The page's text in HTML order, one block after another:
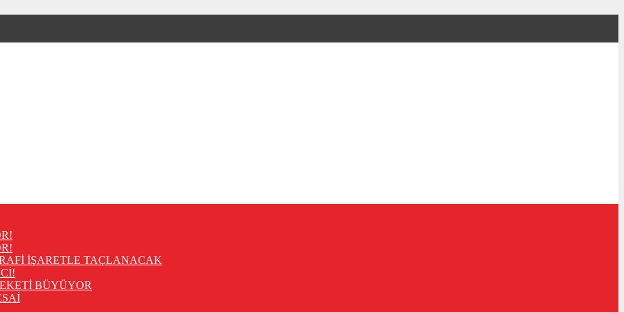
İŞARETLE TAÇLANACAK
BÜYÜYOR